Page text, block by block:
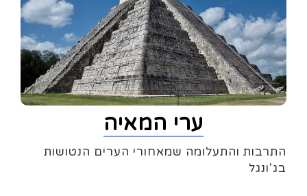
ערי המאיה
התרבות והתעלומה שמאחורי הערים הנטושות
בג'ונגל